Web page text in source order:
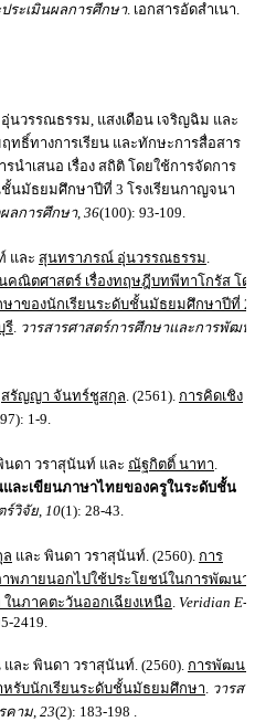
ระเมินผลการศึกษา. เอกสารอัดสำเนา.
วรรณธรรม, แสงเดือน เจริญฉิม และ
ทธิ์ทางการเรียน และทักษะการสื่อสาร
ำเสนอ เรื่อง สถิติ โดยใช้การจัดการ
ชั้นมัธยมศึกษาปีที่ 3 โรงเรียนกาญจนา
ลการศึกษา, 36(100): 93-109.
และ สุนทราภรณ์ อุ่นวรรณธรรม.
คณิตศาสตร์ เรื่องทฤษฎีบทพีทาโกรัส โด
าของนักเรียนระดับชั้นมัธยมศึกษาปีที่ 2
รี. วารสารศาสตร์การศึกษาและการพัฒน
สรัญญา จันทร์ชูสกุล. (2561). การคิดเชิง
1-9.
นดา วราสุนันท์ และ ณัฐกิตติ์ นาทา.
ละเขียนภาษาไทยของครูในระดับชั้น
ร์วิจัย, 10(1): 28-43.
และ พินดา วราสุนันท์. (2560). การ
พภายนอกไปใช้ประโยชน์ในการพัฒนา
ภาคตะวันออกเฉียงเหนือ. Veridian E-
2419.
และ พินดา วราสุนันท์. (2560). การพัฒนา
หรับนักเรียนระดับชั้นมัธยมศึกษา. วารสา
คาม, 23(2): 183-198 .